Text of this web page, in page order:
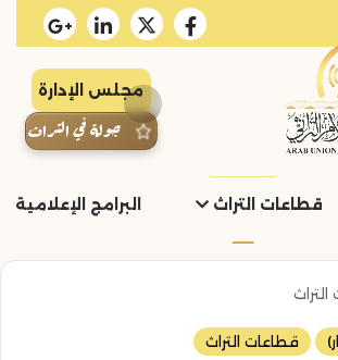
مجلس الإدارة
جولة في التراث
قطاعات التراث البرامج الإعلامية
قطاعات التراث